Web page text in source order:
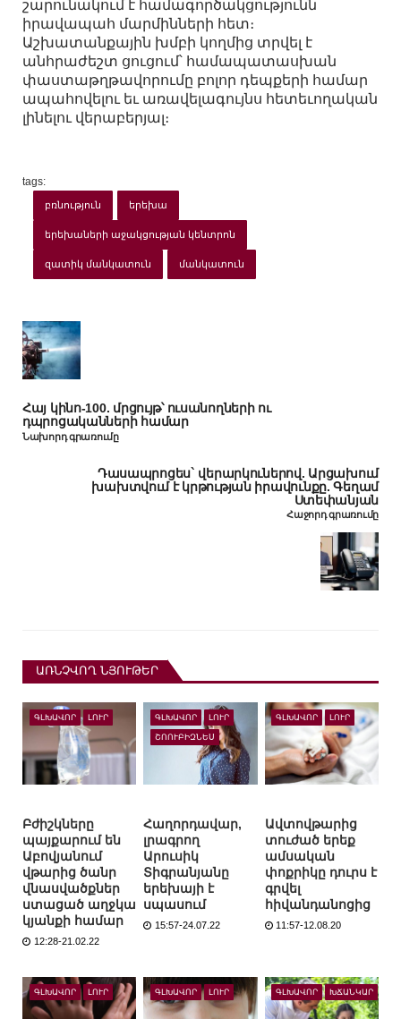
շարունակում է համագործակցությունն
իրավապահ մարմինների հետ։
Աշխատանքային խմբի կողմից տրվել է
անհրաժեշտ ցուցում՝ համապատասխան
փաստաթղթավորումը բոլոր դեպքերի համար
ապահովելու եւ առավելագույնս հետեւողական
լինելու վերաբերյալ։
tags:
բռնություն երեխա
երեխաների աջակցության կենտրոն
զատիկ մանկատուն մանկատուն
Հայ կինո-100. մրցույթ՝ ուսանողների ու
դպրոցականների համար
Նախորդ գրառումը
Դասապրոցես` վերարկուներով. Արցախում
խախտվում է կրթության իրավունքը. Գեղամ
Ստեփանյան
Հաջորդ գրառումը
ԱՌՆՉՎՈՂ ՆՅՈՒԹԵՐ
ԳԼԽԱՎՈՐ ԼՈՒՐ
Բժիշկները
պայքարում են
Աբովյանում
վթարից ծանր
վնասվածքներ
ստացած աղջկա
կյանքի համար
12:28-21.02.22
ԳԼԽԱՎՈՐ ԼՈՒՐ
ՇՈՈՒԲԻԶՆԵՍ
Հաղորդավար,
լրագրող
Արուսիկ
Տիգրանյանը
երեխայի է
սպասում
15:57-24.07.22
ԳԼԽԱՎՈՐ ԼՈՒՐ
Ավտովթարից
տուժած երեք
ամսական
փոքրիկը դուրս է
գրվել
հիվանդանոցից
11:57-12.08.20
ԳԼԽԱՎՈՐ ԼՈՒՐ ԳԼԽԱՎՈՐ ԼՈՒՐ ԳԼԽԱՎՈՐ ԽՃԱՆԿԱՐ